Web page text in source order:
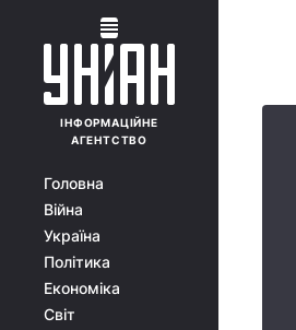
ІНФОРМАЦІЙНЕ
АГЕНТСТВО
Головна
Війна
Україна
Політика
Економіка
Світ